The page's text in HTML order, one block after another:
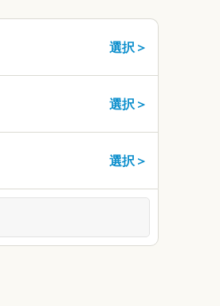
選択＞
選択＞
選択＞